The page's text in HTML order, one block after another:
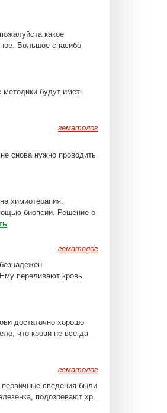
какое
Большое спасибо
будут иметь
гематолог
снова нужно проводить
химиотерапия.
биопсии. Решение о
гематолог
переливают кровь.
достаточно хорошо
что крови не всегда
гематолог
сведения были
подозревают хр.